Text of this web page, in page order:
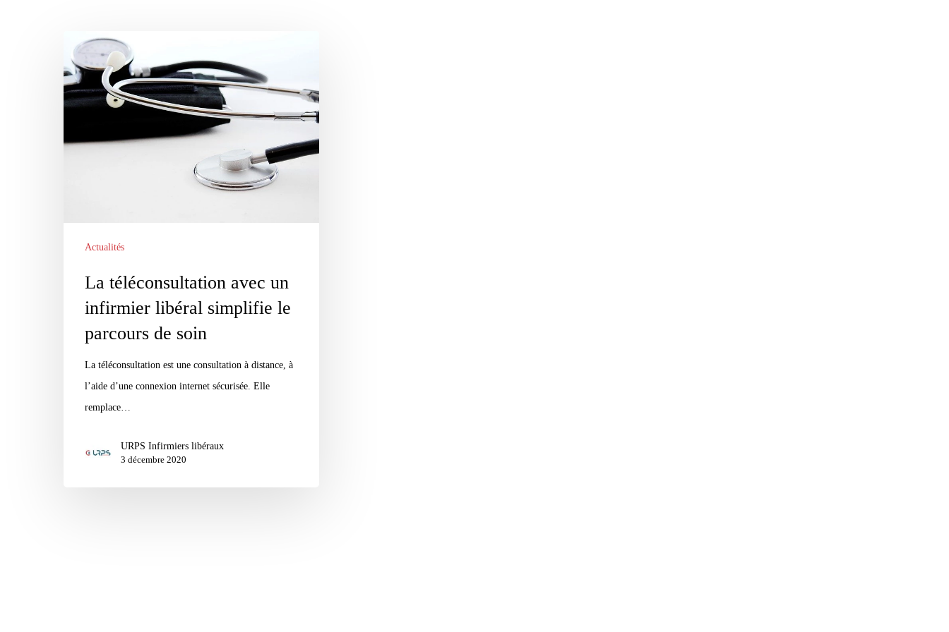
téléconsultation
avec
un
libéral
Actualités
La téléconsultation avec un
infirmier libéral simplifie le
parcours de soin
La téléconsultation est une consultation à distance, à
l’aide d’une connexion internet sécurisée. Elle
remplace…
URPS Infirmiers libéraux
3 décembre 2020